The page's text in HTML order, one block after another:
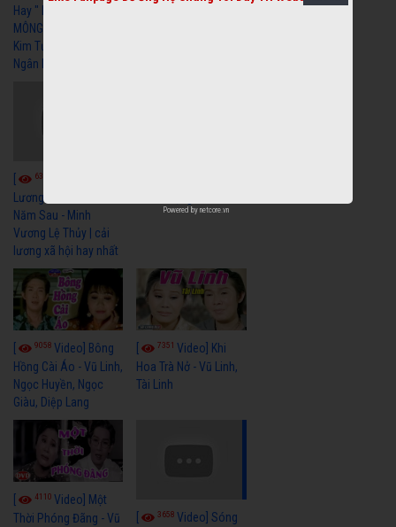
Hay " BỂ HẬN MÊNH
MÔNG " Cải Lương
Kim Tử Long, Thanh
Ngân Hay Nhất
6324
Lương Xưa : Rồi 30
Năm Sau - Minh
Vương Lệ Thủy | cải
lương xã hội hay nhất
9058 Video] Bông
Hồng Cài Áo - Vũ Linh,
Ngọc Huyền, Ngọc
Giàu, Diệp Lang
7351Video] Khi
Hoa Trà Nở - Vũ Linh,
Tài Linh
4110 Video] Một
Thời Phóng Đãng - Vũ
3658Video] Sóng
Powered by netcore.vn